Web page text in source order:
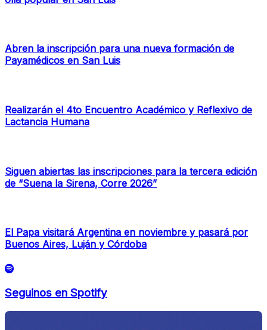
Abren la inscripción para una nueva formación de
Payamédicos en San Luis
Realizarán el 4to Encuentro Académico y Reflexivo de
Lactancia Humana
Siguen abiertas las inscripciones para la tercera edición
de “Suena la Sirena, Corre 2026”
El Papa visitará Argentina en noviembre y pasará por
Buenos Aires, Luján y Córdoba
Seguinos en Spotify